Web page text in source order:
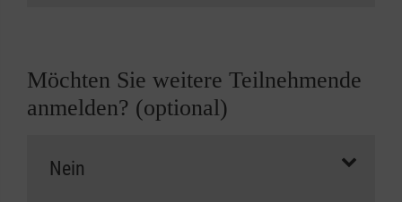
Möchten Sie weitere Teilnehmende
anmelden? (optional)